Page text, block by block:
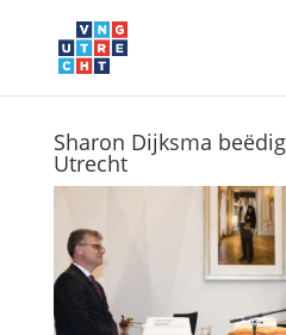
Sharon Dijksma
Utrecht